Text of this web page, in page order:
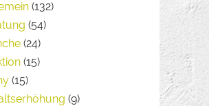
(132)
(54)
(24)
(15)
(15)
(9)